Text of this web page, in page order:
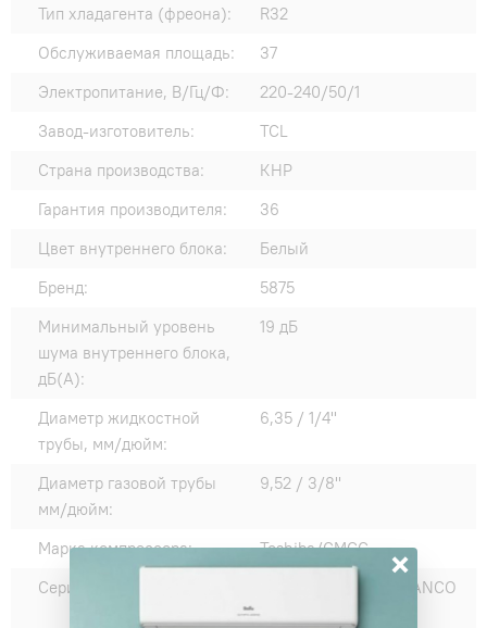
Тип хладагента (фреона):
R32
Обслуживаемая площадь:
37
Электропитание, В/Гц/Ф:
220-240/50/1
Завод-изготовитель:
TCL
Страна производства:
КНР
Гарантия производителя:
36
Цвет внутреннего блока:
Белый
Бренд:
5875
Минимальный уровень
шума внутреннего блока,
дБ(А):
19 дБ
Диаметр жидкостной
трубы, мм/дюйм:
6,35 / 1/4"
Диаметр газовой трубы
мм/дюйм:
9,52 / 3/8"
Марка компрессора:
Toshiba/GMCC
Серии:
ROYAL SUPREMO BLANCO
×